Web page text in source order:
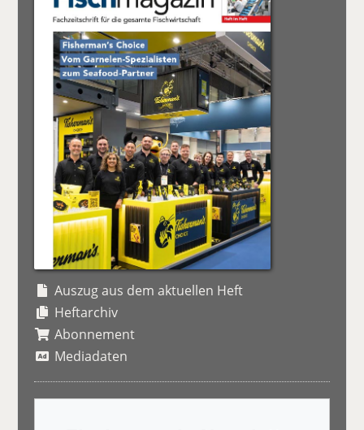
Auszug aus dem aktuellen Heft
Heftarchiv
Abonnement
Mediadaten